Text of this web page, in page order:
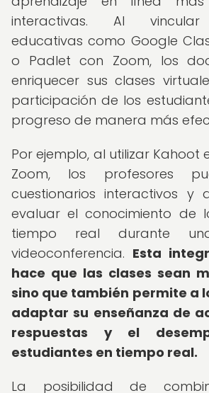
interactivas. Al vincular
educativas como Google
o Padlet con Zoom, los
enriquecer sus clases
participación de los
progreso de manera más
Por ejemplo, al utilizar Kahoot
Zoom, los profesores
cuestionarios interactivos y
evaluar el conocimiento de
tiempo real durante
videoconferencia. Esta
hace que las clases sean
sino que también permite a
adaptar su enseñanza de
respuestas y el
estudiantes en tiempo real.
La posibilidad de